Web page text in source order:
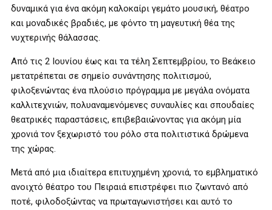
δυναμικά για ένα ακόμη καλοκαίρι γεμάτο μουσική, θέατρο
και μοναδικές βραδιές, με φόντο τη μαγευτική θέα της
νυχτερινής θάλασσας.
Από τις 2 Ιουνίου έως και τα τέλη Σεπτεμβρίου, το Βεάκειο
μετατρέπεται σε σημείο συνάντησης πολιτισμού,
φιλοξενώντας ένα πλούσιο πρόγραμμα με μεγάλα ονόματα
καλλιτεχνιών, πολυαναμενόμενες συναυλίες και σπουδαίες
θεατρικές παραστάσεις, επιβεβαιώνοντας για ακόμη μία
χρονιά τον ξεχωριστό του ρόλο στα πολιτιστικά δρώμενα
της χώρας.
Μετά από μια ιδιαίτερα επιτυχημένη χρονιά, το εμβληματικό
ανοιχτό θέατρο του Πειραιά επιστρέφει πιο ζωντανό από
ποτέ, φιλοδοξώντας να πρωταγωνιστήσει και αυτό το